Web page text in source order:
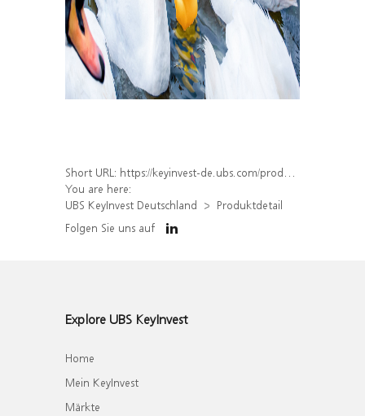
Short URL: https://keyinvest-de.ubs.com/produkt/detail/index/isin/DE000WA8F3Z6
You are here:
UBS KeyInvest Deutschland
Produktdetail
Folgen Sie uns auf
Explore UBS KeyInvest
Home
Mein KeyInvest
Märkte